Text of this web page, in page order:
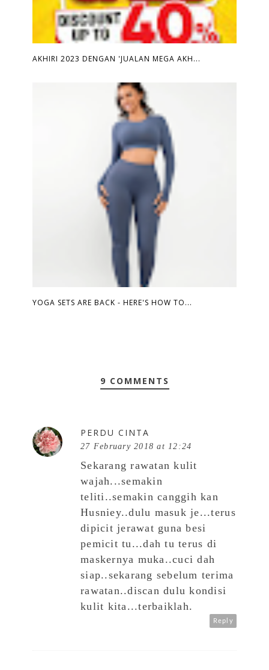
AKHIRI 2023 DENGAN 'JUALAN MEGA AKH...
YOGA SETS ARE BACK - HERE'S HOW TO...
9 COMMENTS
PERDU CINTA
27 February 2018 at 12:24
Sekarang rawatan kulit
wajah...semakin
teliti..semakin canggih kan
Husniey..dulu masuk je...terus
dipicit jerawat guna besi
pemicit tu...dah tu terus di
maskernya muka..cuci dah
siap..sekarang sebelum terima
rawatan..discan dulu kondisi
kulit kita...terbaiklah.
Reply